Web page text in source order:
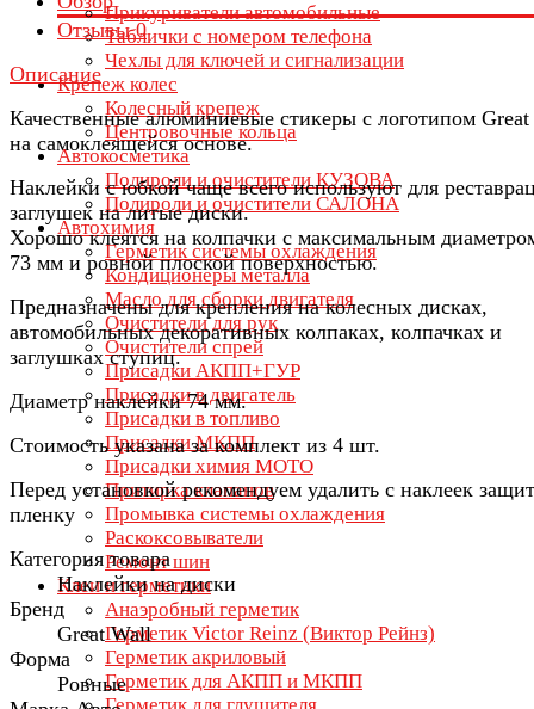
Прикуриватели автомобильные
Таблички с номером телефона
Чехлы для ключей и сигнализации
Крепеж колес
Колесный крепеж
Центровочные кольца
Автокосметика
Полироли и очистители КУЗОВА
Полироли и очистители САЛОНА
Автохимия
Герметик системы охлаждения
Кондиционеры металла
Масло для сборки двигателя
Очистители для рук
Очистители спрей
Присадки АКПП+ГУР
Присадки в двигатель
Присадки в топливо
Присадки МКПП
Присадки химия МОТО
Притирка клапанов
Промывка системы охлаждения
Раскоксовыватели
Ремонт шин
Клеи и герметики
Анаэробный герметик
Герметик Victor Reinz (Виктор Рейнз)
Герметик акриловый
Герметик для АКПП и МКПП
Отзывы0
Описание
Качественные алюминиевые стикеры с логотипом
на самоклеящейся основе.
Наклейки с юбкой чаще всего используют для
заглушек на литые диски.
Хорошо клеятся на колпачки с максимальным
73 мм и ровной плоской поверхностью.
Предназначены для крепления на колесных дисках,
автомобильных декоративных колпаках, колпачках и
заглушках ступиц.
Диаметр наклейки 74 мм.
Стоимость указана за комплект из 4 шт.
Перед установкой рекомендуем удалить с наклеек
пленку
Категория товара
Наклейки на диски
Бренд
Great Wall
Форма
Ровные